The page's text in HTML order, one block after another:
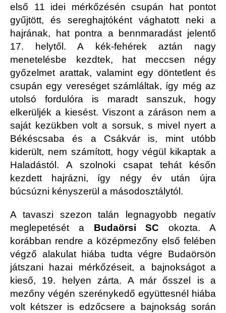
első 11 idei mérkőzésén csupán hat pontot
gyűjtött, és sereghajtóként vághatott neki a
hajrának, hat pontra a bennmaradást jelentő
17. helytől. A kék-fehérek aztán nagy
menetelésbe kezdtek, hat meccsen négy
győzelmet arattak, valamint egy döntetlent és
csupán egy vereséget számláltak, így még az
utolsó fordulóra is maradt sanszuk, hogy
elkerüljék a kiesést. Viszont a záráson nem a
saját kezükben volt a sorsuk, s mivel nyert a
Békéscsaba és a Csákvár is, mint utóbb
kiderült, nem számított, hogy végül kikaptak a
Haladástól. A szolnoki csapat tehát későn
kezdett hajrázni, így négy év után újra
búcsúzni kényszerül a másodosztálytól.
A tavaszi szezon talán legnagyobb negatív
meglepetését a Budaörsi SC okozta. A
korábban rendre a középmezőny első felében
végző alakulat hiába tudta végre Budaörsön
játszani hazai mérkőzéseit, a bajnokságot a
kieső, 19. helyen zárta. A már ősszel is a
mezőny végén szerénykedő együttesnél hiába
volt kétszer is edzőcsere a bajnokság során